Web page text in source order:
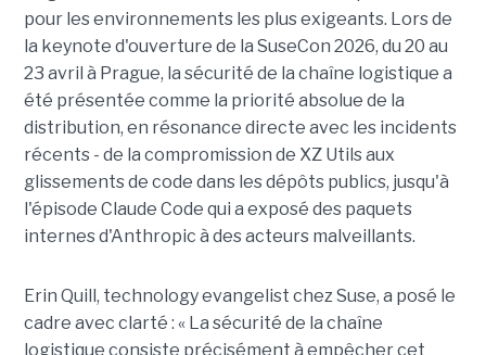
pour les environnements les plus exigeants. Lors de
la keynote d'ouverture de la SuseCon 2026, du 20 au
23 avril à Prague, la sécurité de la chaîne logistique a
été présentée comme la priorité absolue de la
distribution, en résonance directe avec les incidents
récents - de la compromission de XZ Utils aux
glissements de code dans les dépôts publics, jusqu'à
l'épisode Claude Code qui a exposé des paquets
internes d'Anthropic à des acteurs malveillants.
Erin Quill, technology evangelist chez Suse, a posé le
cadre avec clarté : « La sécurité de la chaîne
logistique consiste précisément à empêcher cet